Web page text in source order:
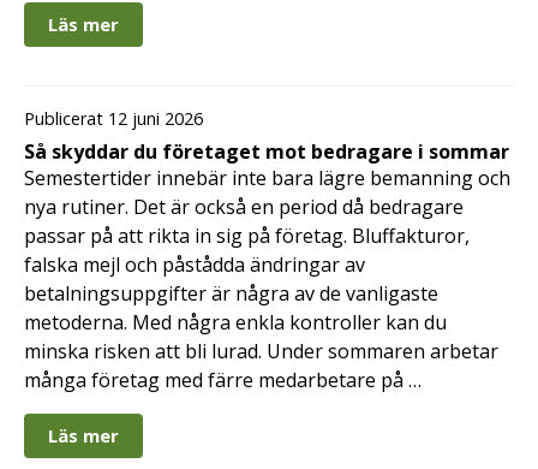
Läs mer
Publicerat 12 juni 2026
Så skyddar du företaget mot bedragare i sommar
Semestertider innebär inte bara lägre bemanning och
nya rutiner. Det är också en period då bedragare
passar på att rikta in sig på företag. Bluffakturor,
falska mejl och påstådda ändringar av
betalningsuppgifter är några av de vanligaste
metoderna. Med några enkla kontroller kan du
minska risken att bli lurad. Under sommaren arbetar
många företag med färre medarbetare på …
Läs mer